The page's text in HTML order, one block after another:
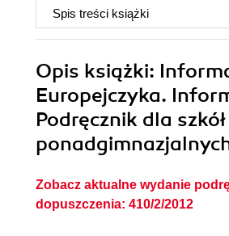
Spis treści książki
Opis książki:
Europejczyka.
Podręcznik dla szkół
Zobacz aktualne wydanie
dopuszczenia: 410/2/2012